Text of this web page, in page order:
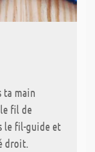
ta main
fil de
le fil-guide et
droit.